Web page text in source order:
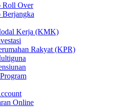
Roll Over
Berjangka
Kerja (KMK)
Rakyat (KPR)
Online